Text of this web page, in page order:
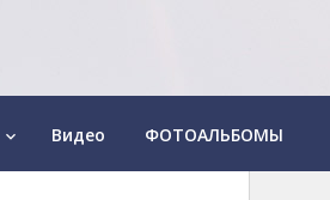
keyboard_arrow_down Видео ФОТОАЛЬБОМЫ